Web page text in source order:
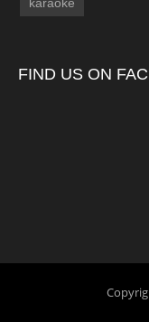
FIND US ON